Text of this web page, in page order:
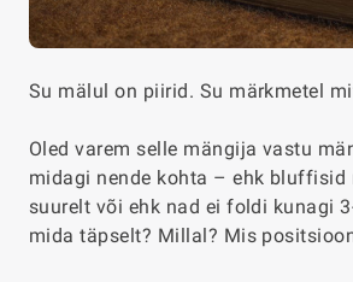
Su mälul on piirid. Su märkmetel
Oled varem selle mängija vastu
midagi nende kohta – ehk bluffisid
suurelt või ehk nad ei foldi kunagi
mida täpselt? Millal? Mis